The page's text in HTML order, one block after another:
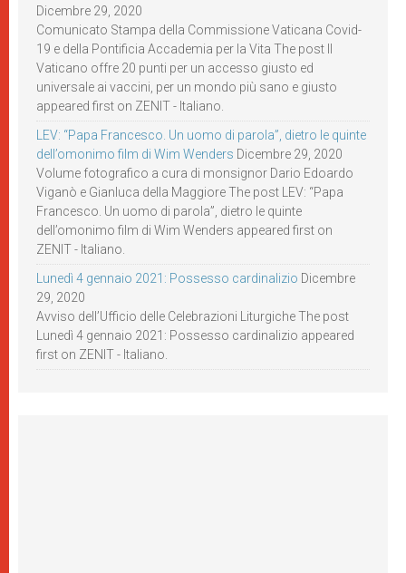
Dicembre 29, 2020
Comunicato Stampa della Commissione Vaticana Covid-
19 e della Pontificia Accademia per la Vita The post Il
Vaticano offre 20 punti per un accesso giusto ed
universale ai vaccini, per un mondo più sano e giusto
appeared first on ZENIT - Italiano.
LEV: “Papa Francesco. Un uomo di parola”, dietro le quinte
dell’omonimo film di Wim Wenders Dicembre 29, 2020
Volume fotografico a cura di monsignor Dario Edoardo
Viganò e Gianluca della Maggiore The post LEV: “Papa
Francesco. Un uomo di parola”, dietro le quinte
dell’omonimo film di Wim Wenders appeared first on
ZENIT - Italiano.
Lunedì 4 gennaio 2021: Possesso cardinalizio Dicembre
29, 2020
Avviso dell’Ufficio delle Celebrazioni Liturgiche The post
Lunedì 4 gennaio 2021: Possesso cardinalizio appeared
first on ZENIT - Italiano.